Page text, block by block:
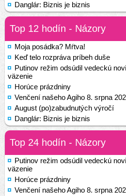
Danglár: Biznis je biznis
Top 12 hodín - Názory
Moja posádka? Mŕtva!
Keď telo rozpráva príbeh duše
Putinov režim odsúdil vedeckú
väzenie
Horúce prázdniny
Venčení našeho Agiho 8. srpna
August (po)zabudnutých výročí
Danglár: Biznis je biznis
Top 24 hodín - Názory
Putinov režim odsúdil vedeckú
väzenie
Horúce prázdniny
Venčení našeho Agiho 8. srpna